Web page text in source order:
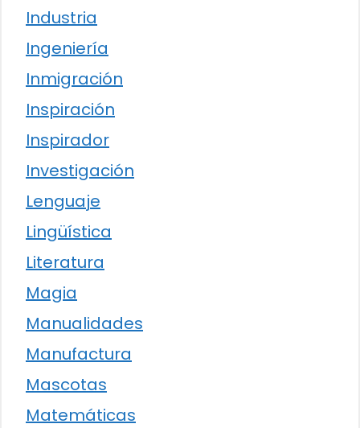
Industria
Ingeniería
Inmigración
Inspiración
Inspirador
Investigación
Lenguaje
Lingüística
Literatura
Magia
Manualidades
Manufactura
Mascotas
Matemáticas